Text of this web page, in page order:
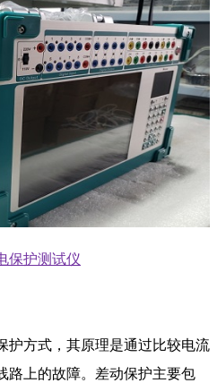
备
保护测试仪
护方式，其原理是通过比较电流
路上的故障。差动保护主要包